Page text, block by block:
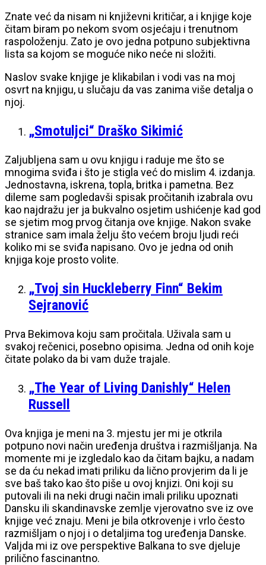
Znate već da nisam ni književni kritičar, a i knjige koje
čitam biram po nekom svom osjećaju i trenutnom
raspoloženju. Zato je ovo jedna potpuno subjektivna
lista sa kojom se moguće niko neće ni složiti.
Naslov svake knjige je klikabilan i vodi vas na moj
osvrt na knjigu, u slučaju da vas zanima više detalja o
njoj.
„Smotuljci“ Draško Sikimić
Zaljubljena sam u ovu knjigu i raduje me što se
mnogima sviđa i što je stigla već do mislim 4. izdanja.
Jednostavna, iskrena, topla, britka i pametna. Bez
dileme sam pogledavši spisak pročitanih izabrala ovu
kao najdražu jer ja bukvalno osjetim ushićenje kad god
se sjetim mog prvog čitanja ove knjige. Nakon svake
stranice sam imala želju što većem broju ljudi reći
koliko mi se sviđa napisano. Ovo je jedna od onih
knjiga koje prosto volite.
„Tvoj sin Huckleberry Finn“ Bekim
Sejranović
Prva Bekimova koju sam pročitala. Uživala sam u
svakoj rečenici, posebno opisima. Jedna od onih koje
čitate polako da bi vam duže trajale.
„The Year of Living Danishly“ Helen
Russell
Ova knjiga je meni na 3. mjestu jer mi je otkrila
potpuno novi način uređenja društva i razmišljanja. Na
momente mi je izgledalo kao da čitam bajku, a nadam
se da ću nekad imati priliku da lično provjerim da li je
sve baš tako kao što piše u ovoj knjizi. Oni koji su
putovali ili na neki drugi način imali priliku upoznati
Dansku ili skandinavske zemlje vjerovatno sve iz ove
knjige već znaju. Meni je bila otkrovenje i vrlo često
razmišljam o njoj i o detaljima tog uređenja Danske.
Valjda mi iz ove perspektive Balkana to sve djeluje
prilično fascinantno.